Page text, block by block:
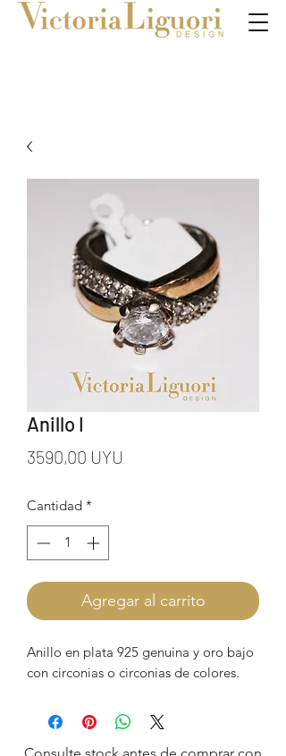
Anillo I
3590,00 UYU
Cantidad *
Agregar al carrito
Anillo en plata 925 genuina y oro bajo
con circonias o circonias de colores.
Consulte stock antes de comprar con